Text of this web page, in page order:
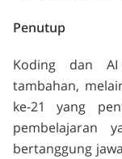
Penutup
Koding dan
tambahan,
ke-21 yang
pembelajaran
bertanggung